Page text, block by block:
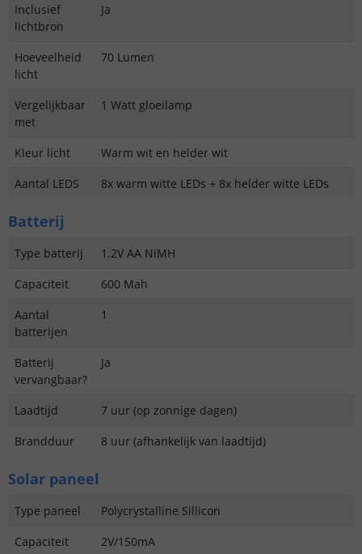
Inclusief
lichtbron
Ja
Hoeveelheid
licht
70 Lumen
Vergelijkbaar
met
1 Watt gloeilamp
Kleur licht
Warm wit en helder wit
Aantal LEDS
8x warm witte LEDs + 8x helder witte LEDs
Batterij
Type batterij
1.2V AA NiMH
Capaciteit
600 Mah
Aantal
batterijen
1
Batterij
vervangbaar?
Ja
Laadtijd
7 uur (op zonnige dagen)
Brandduur
8 uur (afhankelijk van laadtijd)
Solar paneel
Type paneel
Polycrystalline Sillicon
Capaciteit
2V/150mA